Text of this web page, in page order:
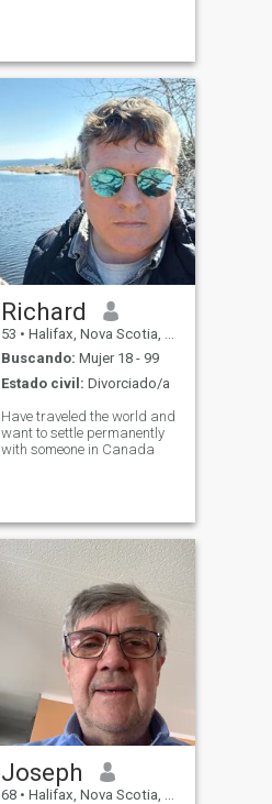
Richard
53 • Halifax, Nova Scotia, Canadá
Buscando: Mujer 18 - 99
Estado civil: Divorciado/a
Have traveled the world and
want to settle permanently
with someone in Canada
Joseph
68 • Halifax, Nova Scotia, Canadá